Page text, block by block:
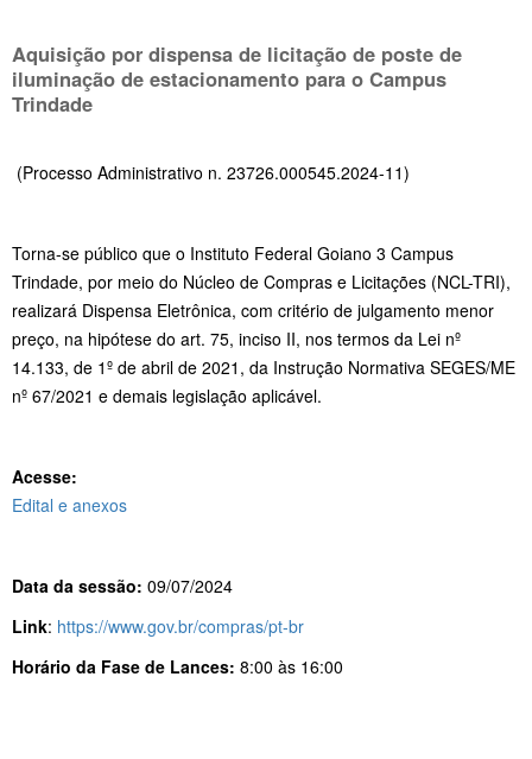
Aquisição por dispensa de licitação de poste de
iluminação de estacionamento para o Campus
Trindade
(Processo Administrativo n. 23726.000545.2024-11)
Torna-se público que o Instituto Federal Goiano 3 Campus
Trindade, por meio do Núcleo de Compras e Licitações (NCL-TRI),
realizará Dispensa Eletrônica, com critério de julgamento menor
preço, na hipótese do art. 75, inciso II, nos termos da Lei nº
14.133, de 1º de abril de 2021, da Instrução Normativa SEGES/ME
nº 67/2021 e demais legislação aplicável.
Acesse:
Edital e anexos
Data da sessão: 09/07/2024
Link: https://www.gov.br/compras/pt-br
Horário da Fase de Lances: 8:00 às 16:00